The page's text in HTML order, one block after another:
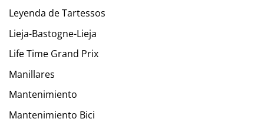
Leyenda de Tartessos
Lieja-Bastogne-Lieja
Life Time Grand Prix
Manillares
Mantenimiento
Mantenimiento Bici